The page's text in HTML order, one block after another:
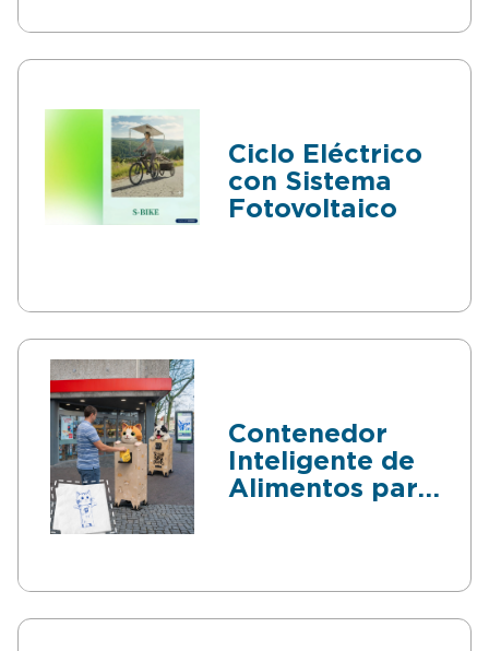
Ciclo Eléctrico
con Sistema
Fotovoltaico
Contenedor
Inteligente de
Alimentos para